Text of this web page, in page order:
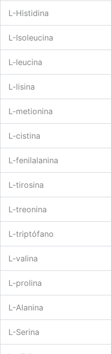
L-Histidina
L-Isoleucina
L-leucina
L-lisina
L-metionina
L-cistina
L-fenilalanina
L-tirosina
L-treonina
L-triptófano
L-valina
L-prolina
L-Alanina
L-Serina